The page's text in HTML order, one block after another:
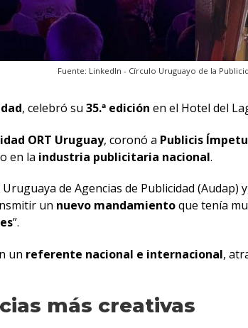
Fuente: LinkedIn - Círculo Uruguayo de la
, celebró su 35.ª edición en el Hotel del
ORT Uruguay, coronó a Publicis Ímpetu
en la industria publicitaria nacional.
de Agencias de Publicidad
un nuevo mandamientoque tenía
”.
un referente nacional e internacional,
más creativas